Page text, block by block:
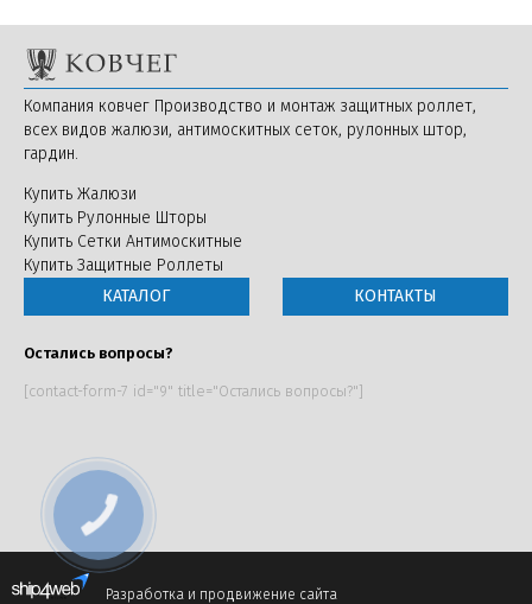
Компания ковчег Производство и монтаж защитных роллет,
всех видов жалюзи, антимоскитных сеток, рулонных штор,
гардин.
Купить Жалюзи
Купить Рулонные Шторы
Купить Сетки Антимоскитные
Купить Защитные Роллеты
КАТАЛОГ
КОНТАКТЫ
Остались вопросы?
[contact-form-7 id="9" title="Остались вопросы?"]
Разработка и продвижение сайта